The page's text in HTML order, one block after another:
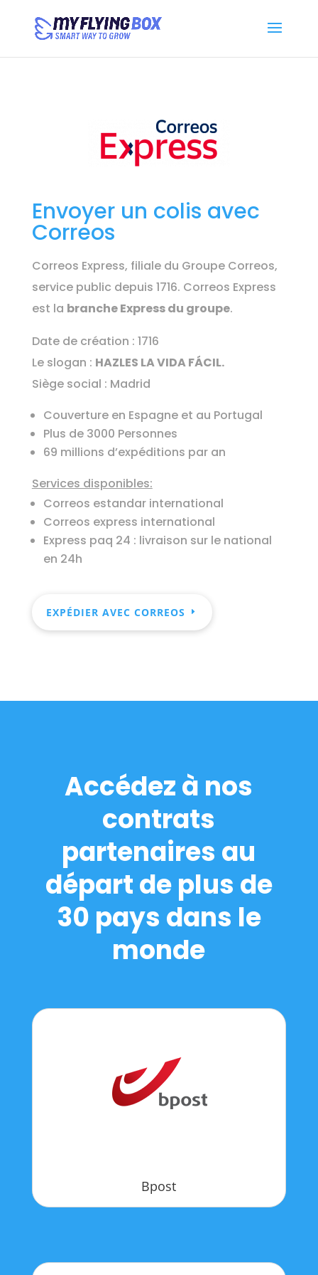
Envoyer un colis avec
Correos
Correos Express, filiale du Groupe Correos,
service public depuis 1716. Correos Express
est la branche Express du groupe.
Date de création : 1716
Le slogan : HAZLES LA VIDA FÁCIL.
Siège social : Madrid
Couverture en Espagne et au Portugal
Plus de 3000 Personnes
69 millions d’expéditions par an
Services disponibles:
Correos estandar international
Correos express international
Express paq 24 : livraison sur le national
en 24h
EXPÉDIER AVEC CORREOS
Accédez à nos
contrats
partenaires au
départ de plus de
30 pays dans le
monde
Bpost